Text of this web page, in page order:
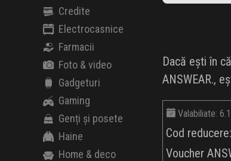
Credite
Electrocasnice
Farmacii
Foto & video
Gadgeturi
Gaming
Genți și posete
Haine
Home & deco
Dacă ești în
ANSWEAR.,
Valabiliate:
Cod reducere:
Voucher